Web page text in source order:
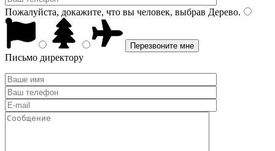
Пожалуйста, докажите, что вы человек, выбрав Дерево.
Письмо директору